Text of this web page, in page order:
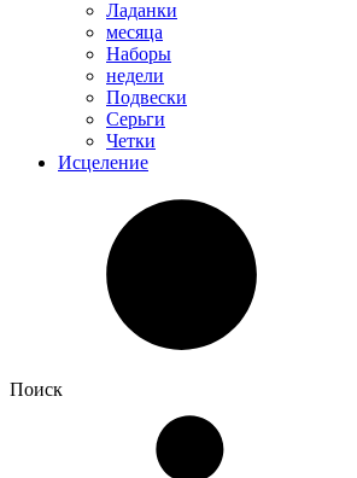
Ладанки
месяца
Наборы
недели
Подвески
Серьги
Четки
Исцеление
Поиск